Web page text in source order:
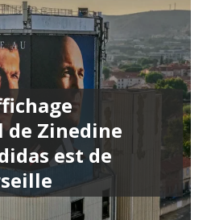
Zinedine
est de